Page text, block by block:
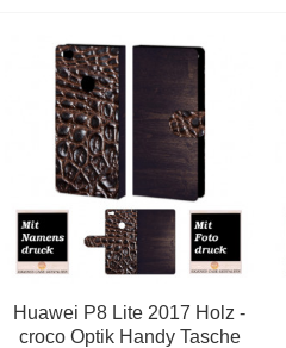
Huawei P8 Lite 2017 Holz -
croco Optik Handy Tasche